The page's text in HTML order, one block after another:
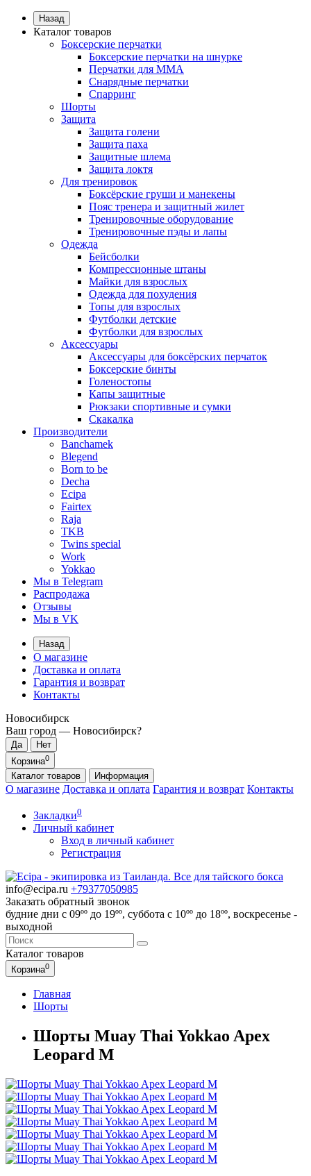
Назад
Каталог товаров
Боксерские перчатки
Боксерские перчатки на шнурке
Перчатки для ММА
Снарядные перчатки
Спарринг
Шорты
Защита
Защита голени
Защита паха
Защитные шлема
Защита локтя
Для тренировок
Боксёрские груши и манекены
Пояс тренера и защитный жилет
Тренировочные оборудование
Тренировочные пэды и лапы
Одежда
Бейсболки
Компрессионные штаны
Майки для взрослых
Одежда для похудения
Топы для взрослых
Футболки детские
Футболки для взрослых
Аксессуары
Аксессуары для боксёрских перчаток
Боксерские бинты
Голеностопы
Капы защитные
Рюкзаки спортивные и сумки
Скакалка
Производители
Banchamek
Blegend
Born to be
Decha
Ecipa
Fairtex
Raja
TKB
Twins special
Work
Yokkao
Мы в Telegram
Распродажа
Отзывы
Мы в VK
Назад
О магазине
Доставка и оплата
Гарантия и возврат
Контакты
Новосибирск
Ваш город — Новосибирск?
Корзина0
Каталог товаров Информация
О магазине Доставка и оплата Гарантия и возврат Контакты
Закладки0
Личный кабинет
Вход в личный кабинет
Регистрация
info@ecipa.ru +79377050985
Заказать обратный звонок
будние дни с 09ºº до 19ºº, суббота с 10ºº до 18ºº, воскресенье -
выходной
Каталог товаров
Корзина0
Главная
Шорты
Шорты Muay Thai Yokkao Apex
Leopard M